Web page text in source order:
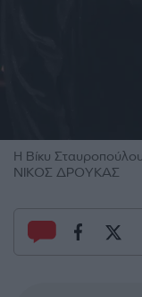
Η Βίκυ
ΝΙΚΟΣ ΔΡΟΥΚΑΣ